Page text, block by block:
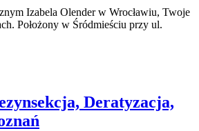
Izabela Olender w Wrocławiu, Twoje
Położony w Śródmieściu przy ul.
Deratyzacja,